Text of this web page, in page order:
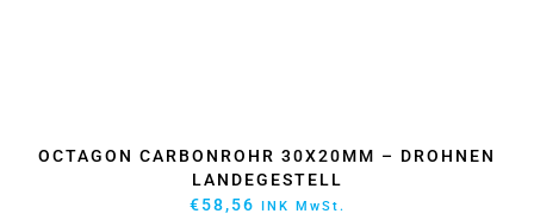
OCTAGON CARBONROHR 30X20MM – DROHNEN
LANDEGESTELL
€58,56 INK MwSt.